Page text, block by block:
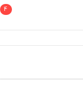
4